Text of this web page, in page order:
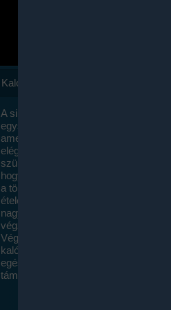
Kalóriaszámlálás
A sikeres fogyás titka valójában igen
egyszerű: égess több energiát, mint
amennyit beviszel. Természetesen
elég nagy fegyelemre és akaraterőre
szükség, de meglepődve fogod
hogy a kalóriaszámolás mennyire
a többi diétához képest. Itt nincsenek
ételek és a megengedett kalóriabevitelt
nagymértékben növelheted ha
végzel.
Végül, de nem utolsó sorban, a
kalóriaszámolás módszerét a legtöbb
egészségügyi szakorvos ajánlja és
támogatja.